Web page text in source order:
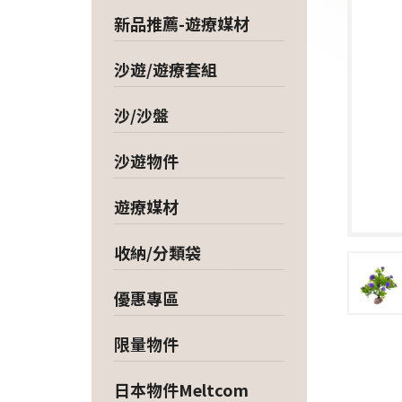
新品推薦-遊療媒材
沙遊/遊療套組
沙/沙盤
沙遊物件
遊療媒材
收納/分類袋
優惠專區
限量物件
日本物件Meltcom